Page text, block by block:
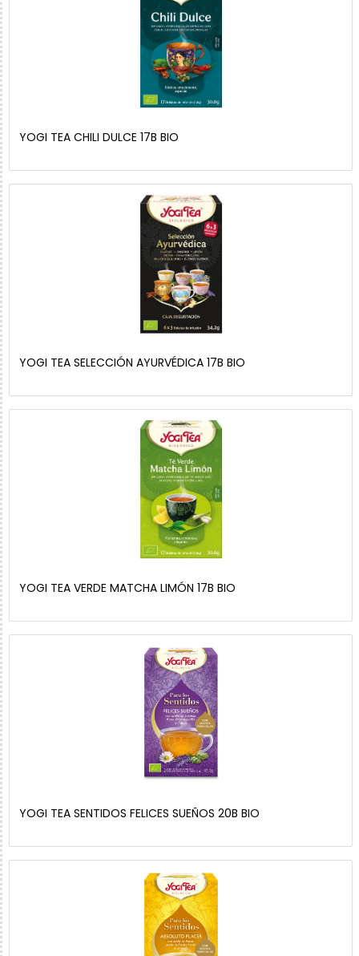
YOGI TEA CHILI DULCE 17B BIO
YOGI TEA SELECCIÓN AYURVÉDICA 17B BIO
YOGI TEA VERDE MATCHA LIMÓN 17B BIO
YOGI TEA SENTIDOS FELICES SUEÑOS 20B BIO